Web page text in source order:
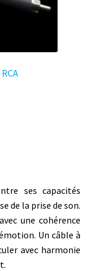
ses capacités
de la prise de son.
une cohérence
Un câble à
avec harmonie